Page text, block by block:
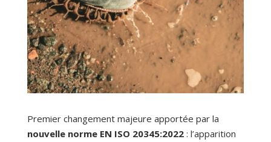
Premier changement majeure apportée par la
nouvelle norme EN ISO 20345:2022: l’apparition